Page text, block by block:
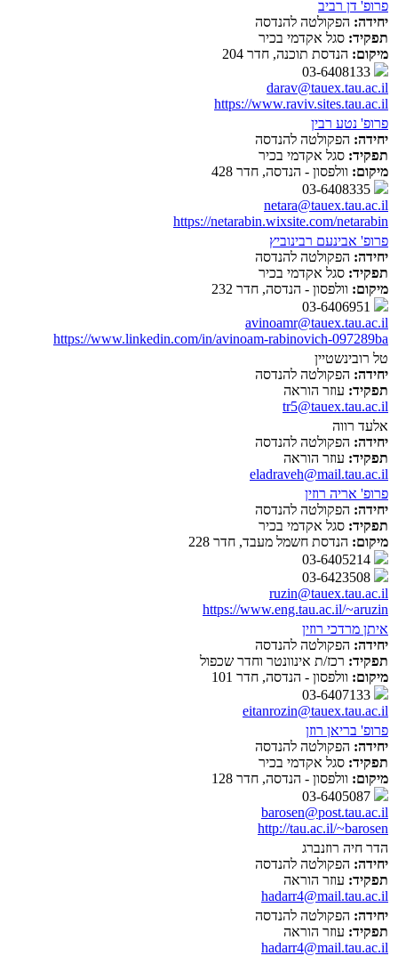
פרופ' דן רביב
יחידה: הפקולטה להנדסה
תפקיד: סגל אקדמי בכיר
מיקום: הנדסת תוכנה, חדר 204
darav@tauex.tau.ac.il
https://www.raviv.sites.tau.ac.il
פרופ' נטע רבין
יחידה: הפקולטה להנדסה
תפקיד: סגל אקדמי בכיר
מיקום: וולפסון - הנדסה, חדר 428
netara@tauex.tau.ac.il
https://netarabin.wixsite.com/netarabin
פרופ' אבינעם רבינוביץ
יחידה: הפקולטה להנדסה
תפקיד: סגל אקדמי בכיר
מיקום: וולפסון - הנדסה, חדר 232
avinoamr@tauex.tau.ac.il
https://www.linkedin.com/in/avinoam-rabinovich-097289ba
טל רובינשטיין
יחידה: הפקולטה להנדסה
תפקיד: עוזר הוראה
tr5@tauex.tau.ac.il
אלעד רווה
יחידה: הפקולטה להנדסה
תפקיד: עוזר הוראה
eladraveh@mail.tau.ac.il
פרופ' אריה רוזין
יחידה: הפקולטה להנדסה
תפקיד: סגל אקדמי בכיר
מיקום: הנדסת חשמל מעבד, חדר 228
ruzin@tauex.tau.ac.il
https://www.eng.tau.ac.il/~aruzin
איתן מרדכי רוזין
יחידה: הפקולטה להנדסה
תפקיד: רכז/ת אינוונטר וחדר שכפול
מיקום: וולפסון - הנדסה, חדר 101
eitanrozin@tauex.tau.ac.il
פרופ' בריאן רוזן
יחידה: הפקולטה להנדסה
תפקיד: סגל אקדמי בכיר
מיקום: וולפסון - הנדסה, חדר 128
barosen@post.tau.ac.il
http://tau.ac.il/~barosen
הדר חיה רוזנברג
יחידה: הפקולטה להנדסה
תפקיד: עוזר הוראה
hadarr4@mail.tau.ac.il
יחידה: הפקולטה להנדסה
תפקיד: עוזר הוראה
hadarr4@mail.tau.ac.il